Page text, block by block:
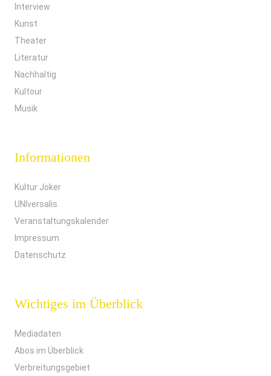
Interview
Kunst
Theater
Literatur
Nachhaltig
Kultour
Musik
Informationen
Kultur Joker
UNIversalis
Veranstaltungskalender
Impressum
Datenschutz
Wichtiges im Überblick
Mediadaten
Abos im Überblick
Verbreitungsgebiet